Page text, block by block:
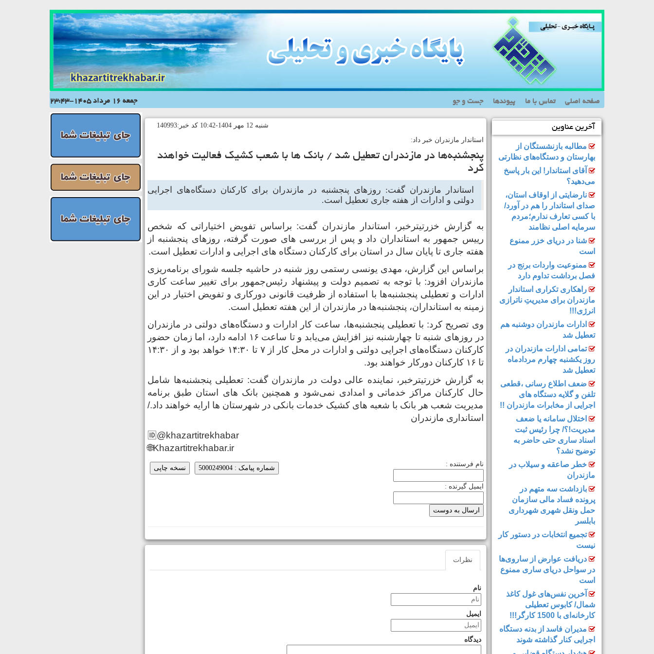
جمعه 16 مرداد 1405-23:43 صفحه اصلی تماس با ما پیوندها جست و جو
آخرین عناوین
مطالبه بازنشستگان از
بهارستان و دستگاه‌های نظارتی
آقای استاندار! این بار پاسخ
می‌دهید؟
نارضایتی از اوقاف استان،
صدای استاندار را هم در آورد/
با کسی تعارف ندارم؛مردم
سرمایه اصلی نظامند
شنا در دریای خزر ممنوع
است
ممنوعیت واردات برنج در
فصل برداشت تداوم دارد
راهکاری تکراری استاندار
مازندران برای مدیریتِ ناترازی
انرژی!!!
ادارات مازندران دوشنبه هم
تعطیل شد
تمامی ادارات مازندران در
روز یکشنبه چهارم مردادماه
تعطیل شد
ضعف اطلاع رسانی ،قطعی
تلفن و گلایه دستگاه های
اجرایی از مخابرات مازندران !!
اختلال سامانه یا ضعف
مدیریت!؟/ چرا رئیس ثبت
اسناد ساری حتی حاضر به
توضیح نشد؟
خطر صاعقه و سیلاب در
مازندران
بازداشت سه متهم در
پرونده فساد مالی سازمان
حمل‌ ونقل شهری شهرداری
بابلسر
تجمیع انتخابات در دستور کار
نیست
دریافت عوارض از ساروی‌ها
در سواحل دریای ساری ممنوع
است
آخرین نفس‌های غول کاغذ
شمال‌/ ‌کابوس تعطیلی
کارخانه‌ای با 1500 کارگر!!!
مدیران فاسد از بدنه دستگاه
اجرایی کنار گذاشته شوند
شنبه 12 مهر 1404-10:42 کد خبر:140993
استاندار مازندران خبر داد:
پنجشنبه‌ها در مازندران تعطیل شد / بانک ها با شعب کشیک فعالیت خواهند
کرد
استاندار مازندران گفت: روزهای پنجشنبه در مازندران برای کارکنان دستگاه‌های اجرایی
دولتی و ادارات از هفته جاری تعطیل است.
به گزارش خزرتیترخبر، استاندار مازندران گفت: براساس تفویض اختیاراتی که شخص
رییس جمهور به استانداران داد و پس از بررسی های صورت گرفته، روزهای پنجشنبه از
هفته جاری تا پایان سال در استان برای کارکنان دستگاه های اجرایی و ادارات تعطیل است.
براساس این گزارش، مهدی یونسی رستمی روز شنبه در حاشیه جلسه شورای برنامه‌ریزی
مازندران افزود: با توجه به تصمیم دولت و پیشنهاد رئیس‌جمهور برای تغییر ساعت کاری
ادارات و تعطیلی پنجشنبه‌ها با استفاده از ظرفیت قانونی دورکاری و تفویض اختیار در این
زمینه به استانداران، پنجشنبه‌ها در مازندران از این هفته تعطیل است.
وی تصریح کرد: با تعطیلی پنجشنبه‌ها، ساعت کار ادارات و دستگاه‌های دولتی در مازندران
در روزهای شنبه تا چهارشنبه نیز افزایش می‌یابد و تا ساعت ۱۶ ادامه دارد، اما زمان حضور
کارکنان دستگاه‌های اجرایی دولتی و ادارات در محل کار از ۷ تا ۱۴:۳۰ خواهد بود و از ۱۴:۳۰
تا ۱۶ کارکنان دورکار خواهند بود.
به گزارش خزرتیترخبر، نماینده عالی دولت در مازندران گفت: تعطیلی پنجشنبه‌ها شامل
حال کارکنان مراکز خدماتی و امدادی نمی‌شود و همچنین بانک های استان طبق برنامه
مدیریت شعب هر بانک با شعبه های کشیک خدمات بانکی در شهرستان ها ارایه خواهند داد./
استانداری مازندران
🆔@khazartitrekhabar
🌐Khazartitrekhabar.ir
نسخه چاپی شماره پیامک : 5000249004
نام فرستنده :
ایمیل گیرنده :
نظرات
نام
ایمیل
دیدگاه